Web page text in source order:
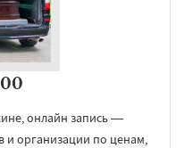
онлайн запись —
и организации по ценам,